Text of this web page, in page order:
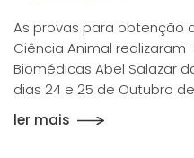
As provas para obtenção
Ciência Animal
Biomédicas Abel Salazar
dias 24 e 25 de Outubro de
ler mais